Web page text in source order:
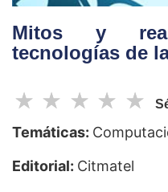
Mitos y
tecnologías de
☆
☆
☆
☆
☆
Temáticas:
Editorial: Citmatel